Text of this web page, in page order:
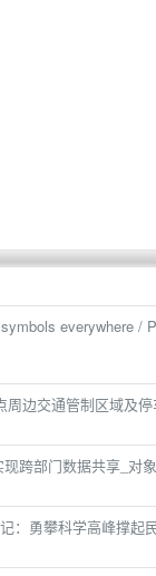
everywhere /
周边交通管制区域及
跨部门数据共享_对
：勇攀科学高峰撑起